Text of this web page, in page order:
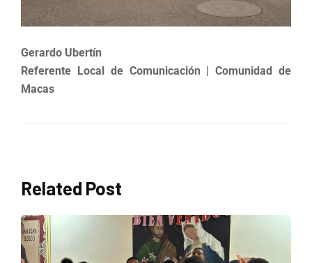
Gerardo Ubertín
Referente Local de Comunicación | Comunidad de
Macas
Related Post